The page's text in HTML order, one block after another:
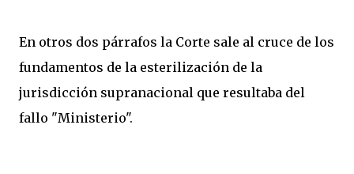
En otros dos párrafos la Corte sale al cruce de los
fundamentos de la esterilización de la
jurisdicción supranacional que resultaba del
fallo "Ministerio".